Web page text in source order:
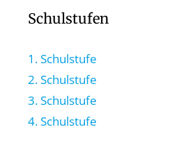
Schulstufen
1. Schulstufe
2. Schulstufe
3. Schulstufe
4. Schulstufe